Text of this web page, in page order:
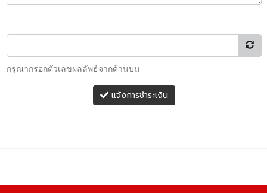
กรุณากรอกตัวเลขผลลัพธ์จากด้านบน
แจ้งการชำระเงิน